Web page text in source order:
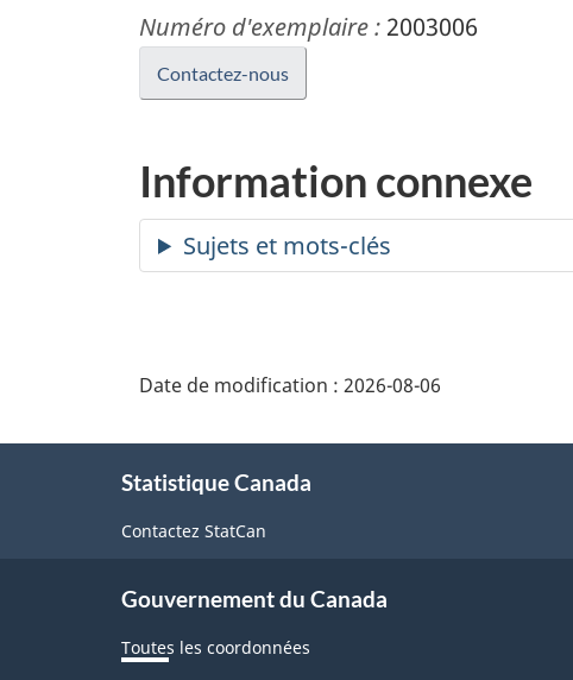
Numéro d'exemplaire : 2003006
Contactez-nous
Information connexe
Date de modification : 2026-08-06
Statistique Canada
Contactez StatCan
Gouvernement du Canada
Toutes les coordonnées